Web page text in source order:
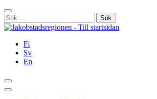
Hoppa
till
innehållet
Stäng
Sök
efter:
Fi
Sv
En
Sök
Huvudmeny